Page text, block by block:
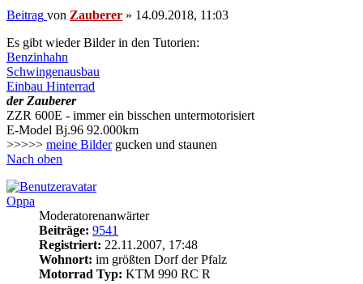
Beitrag von Zauberer » 14.09.2018, 11:03
Es gibt wieder Bilder in den Tutorien:
Benzinhahn
Schwingenausbau
Einbau Hinterrad
der Zauberer
ZZR 600E - immer ein bisschen untermotorisiert
E-Model Bj.96 92.000km
>>>>> meine Bildergucken und staunen
Nach oben
Oppa
Moderatorenanwärter
Beiträge: 9541
Registriert: 22.11.2007, 17:48
Wohnort: im größten Dorf der Pfalz
Motorrad Typ: KTM 990 RC R